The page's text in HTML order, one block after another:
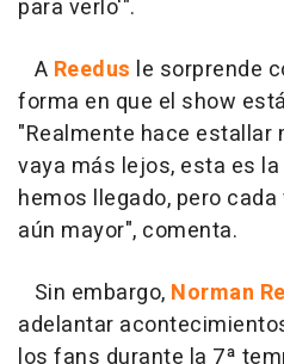
para verlo'".
A Reedus le sorprende
forma en que el show
"Realmente hace estallar
vaya más lejos, esta es
hemos llegado, pero
aún mayor", comenta.
Sin embargo, Norman
adelantar
los fans durante la 7ª